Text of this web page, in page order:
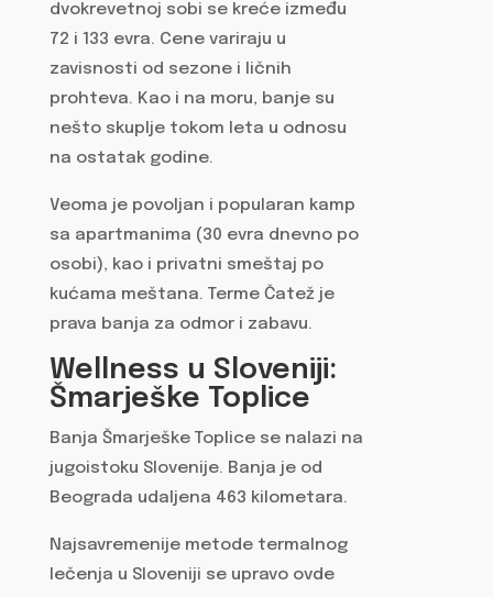
dvokrevetnoj sobi se kreće između
72 i 133 evra. Cene variraju u
zavisnosti od sezone i ličnih
prohteva. Kao i na moru, banje su
nešto skuplje tokom leta u odnosu
na ostatak godine.
Veoma je povoljan i popularan kamp
sa apartmanima (30 evra dnevno po
osobi), kao i privatni smeštaj po
kućama meštana. Terme Čatež je
prava banja za odmor i zabavu.
Wellness u Sloveniji:
Šmarješke Toplice
Banja Šmarješke Toplice se nalazi na
jugoistoku Slovenije. Banja je od
Beograda udaljena 463 kilometara.
Najsavremenije metode termalnog
lečenja u Sloveniji se upravo ovde